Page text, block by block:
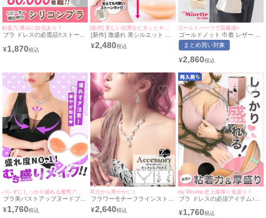
粘着力,厚みに自信あり！
ブラ ドレスの必需品!!ストーン
(A/B/C/D)
¥1,870
[新作] 激盛れ 美シルエット ヌ
ードブラ | myMinette/マイミネ
ット
¥2,480
ゴールドパーツで高級感⭐︎
ゴールドノット 巾着 レザー ハ
ンドバッグ
まとめ買い対象
¥2,860
ブラ美バストアップヌードブラ
[myMinette/マイミネット]
¥1,760
耳元から華やかに♪
フラワーモチーフラインストー
ンバースデーアクセサリー2点
セット [バースデーネックレス
¥2,640
my Minette史上最厚☆鬼盛り！
ブラ ドレスの必須アイテム♪鬼
ラ (A/B/C)
¥1,760